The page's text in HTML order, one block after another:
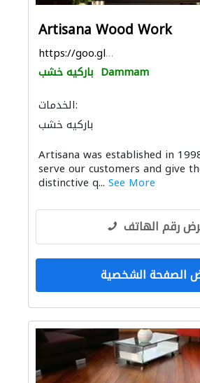
Artisana Wood Work
https://goo.gl/maps/kMgdd2QieBi3uRCm9
باركيه خشب Dammam
الخدمات:
باركيه خشب
Artisana was established in
serve our customers and give
distinctive q... See More
رقم الهاتف
الصفحة الشخصية